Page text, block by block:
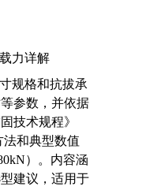
力详解
规格和抗拔承
参数，并依据
技术规程》
法和典型数值
）。内容涵
建议，适用于